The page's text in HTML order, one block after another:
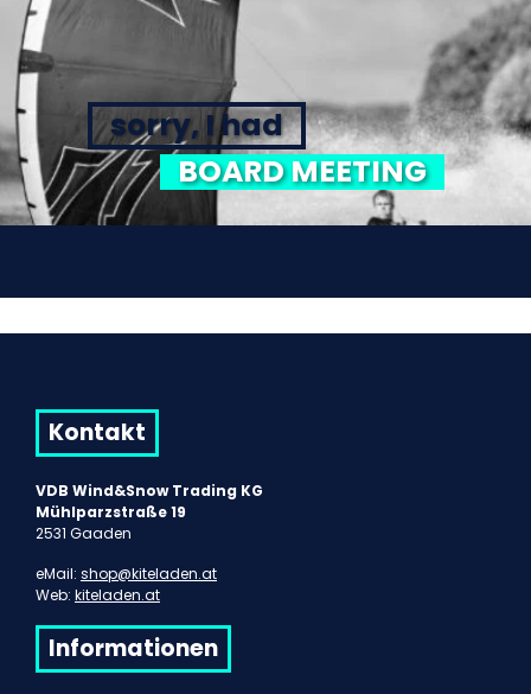
sorry, I had
BOARD MEETING
Kontakt
VDB Wind&Snow Trading KG
Mühlparzstraße 19
2531 Gaaden
eMail: shop@kiteladen.at
Web: kiteladen.at
Informationen